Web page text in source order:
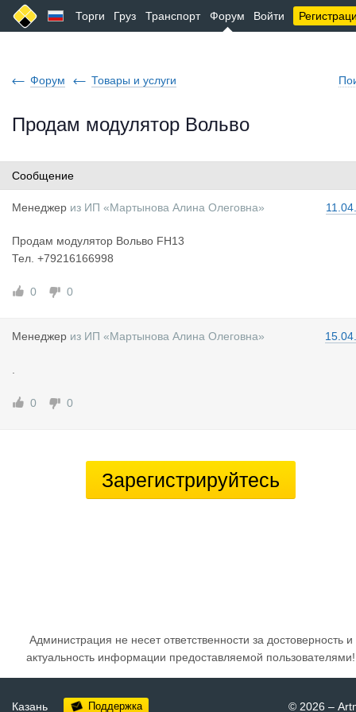
Торги Груз Транспорт Форум Войти
Форум Товары и услуги
Продам модулятор Вольво
Сообщение
Менеджер из ИП «Мартынова Алина Олеговна»
Продам модулятор Вольво FH13
Тел. +79216166998
0 0
Менеджер из ИП «Мартынова Алина Олеговна»
0 0
Зарегистрируйтесь
Администрация не несет ответственности за достоверность и
актуальность информации предоставляемой пользователями!
Казань Поддержка © 2026 –